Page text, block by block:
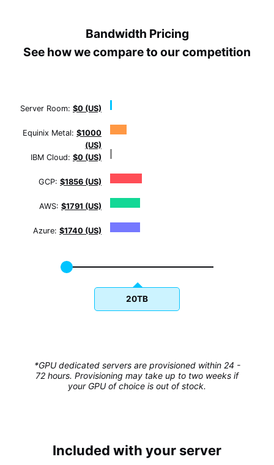
Bandwidth Pricing
See how we compare to our competition
Server Room: $0 (US)
Equinix Metal: $1000
(US)
IBM Cloud: $0 (US)
GCP: $1856 (US)
AWS: $1791 (US)
Azure: $1740 (US)
20TB
*GPU dedicated servers are provisioned within 24 -
72 hours. Provisioning may take up to two weeks if
your GPU of choice is out of stock.
Included with your server